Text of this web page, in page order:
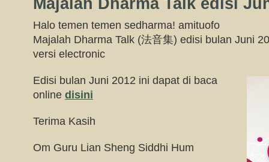
Majalah Dharma Talk edisi
Halo temen temen sedharma! amituofo
Majalah Dharma Talk (法音集) edisi bulan Juni
versi electronic
Edisi bulan Juni 2012 ini dapat di baca
online disini
Terima Kasih
Om Guru Lian Sheng Siddhi Hum